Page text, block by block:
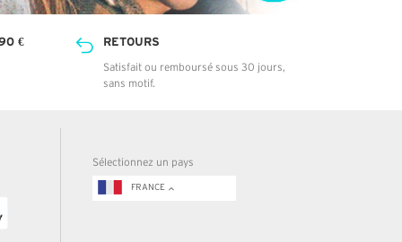
€ RETOURS
Satisfait ou remboursé sous 30 jours,
sans motif.
Sélectionnez un pays
FRANCE